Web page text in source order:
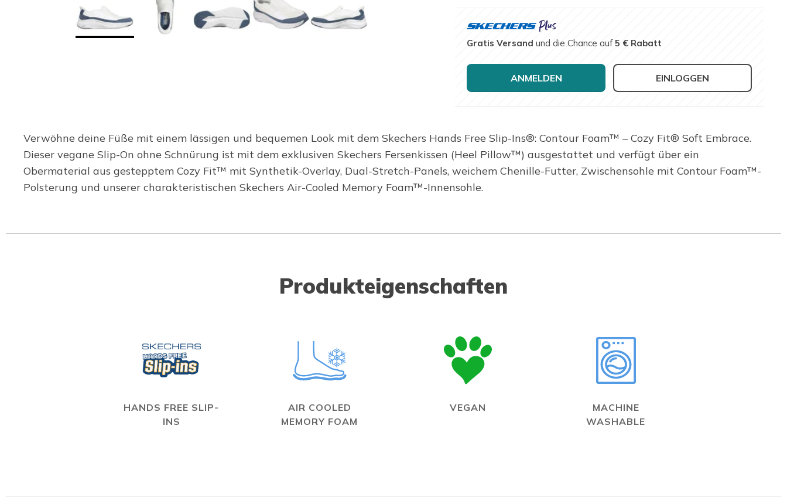
Gratis Versand und die Chance auf5 € Rabatt
ANMELDEN EINLOGGEN
Verwöhne deine Füße mit einem lässigen und bequemen Look mit dem Skechers Hands Free Slip-Ins®: Contour Foam™ – Cozy Fit® Soft Embrace.
Dieser vegane Slip-On ohne Schnürung ist mit dem exklusiven Skechers Fersenkissen (Heel Pillow™) ausgestattet und verfügt über ein
Obermaterial aus gestepptem Cozy Fit™ mit Synthetik-Overlay, Dual-Stretch-Panels, weichem Chenille-Futter, Zwischensohle mit Contour Foam™-
Polsterung und unserer charakteristischen Skechers Air-Cooled Memory Foam™-Innensohle.
Produkteigenschaften
HANDS FREE SLIP-
INS
AIR COOLED
MEMORY FOAM
VEGAN
MACHINE
WASHABLE